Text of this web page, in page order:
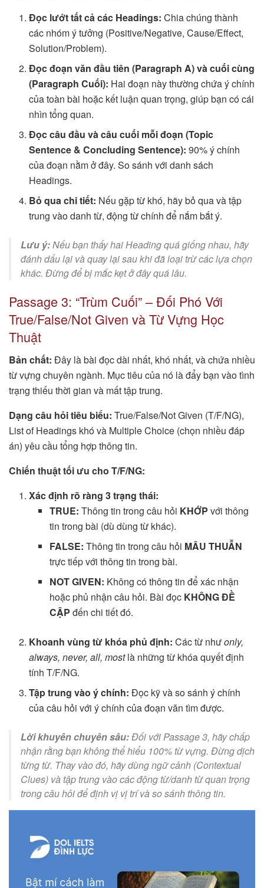
Đọc lướt tất cả các Headings: Chia chúng thành
các nhóm ý tưởng (Positive/Negative, Cause/Effect,
Solution/Problem).
Đọc đoạn văn đầu tiên (Paragraph A) và cuối cùng
(Paragraph Cuối): Hai đoạn này thường chứa ý chính
của toàn bài hoặc kết luận quan trọng, giúp bạn có cái
nhìn tổng quan.
Đọc câu đầu và câu cuối mỗi đoạn (Topic
Sentence & Concluding Sentence): 90% ý chính
của đoạn nằm ở đây. So sánh với danh sách
Headings.
Bỏ qua chi tiết: Nếu gặp từ khó, hãy bỏ qua và tập
trung vào danh từ, động từ chính để nắm bắt ý.
Lưu ý:Nếu bạn thấy hai Heading quá giống nhau, hãy
đánh dấu lại và quay lại sau khi đã loại trừ các lựa chọn
khác. Đừng để bị mắc kẹt ở đây quá lâu.
Passage 3: “Trùm Cuối” – Đối Phó Với
True/False/Not Given và Từ Vựng Học
Thuật
Bản chất: Đây là bài đọc dài nhất, khó nhất, và chứa nhiều
từ vựng chuyên ngành. Mục tiêu của nó là đẩy bạn vào tình
trạng thiếu thời gian và mất tập trung.
Dạng câu hỏi tiêu biểu: True/False/Not Given (T/F/NG),
List of Headings khó và Multiple Choice (chọn nhiều đáp
án) yêu cầu tổng hợp thông tin.
Chiến thuật tối ưu cho T/F/NG:
Xác định rõ ràng 3 trạng thái:
TRUE: Thông tin trong câu hỏi KHỚP với thông
tin trong bài (dù dùng từ khác).
FALSE: Thông tin trong câu hỏi MÂU THUẪN
trực tiếp với thông tin trong bài.
NOT GIVEN: Không có thông tin để xác nhận
hoặc phủ nhận câu hỏi. Bài đọc KHÔNG ĐỀ
CẬP đến chi tiết đó.
Khoanh vùng từ khóa phủ định: Các từ nhưonly,
always, never, all, mostlà những từ khóa quyết định
tính T/F/NG.
Tập trung vào ý chính: Đọc kỹ và so sánh ý chính
của câu hỏi với ý chính của đoạn văn tìm được.
Lời khuyên chuyên sâu:Đối với Passage 3, hãy chấp
nhận rằng bạn không thể hiểu 100% từ vựng. Đừng dịch
từng từ. Thay vào đó, hãy dùng ngữ cảnh (Contextual
Clues) và tập trung vào các động từ/danh từ quan trọng
trong câu hỏi để định vị vị trí và so sánh thông tin.